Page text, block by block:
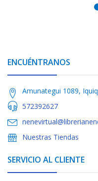
ENCUÉNTRANOS
Amunategui 1089,
572392627
Nuestras Tiendas
SERVICIO AL CLIENTE